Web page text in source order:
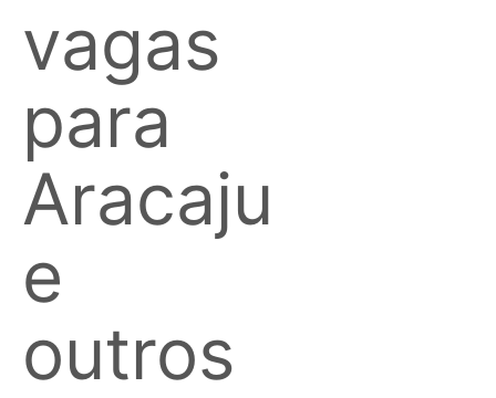
vagas
para
Aracaju
e
outros